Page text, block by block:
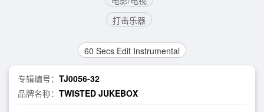
打击乐器
60 Secs Edit Instrumental
专辑编号： TJ0056-32
品牌名称： TWISTED JUKEBOX